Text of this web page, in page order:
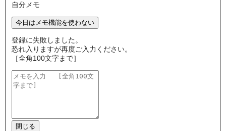
自分メモ
今日はメモ機能を使わない
登録に失敗しました。
恐れ入りますが再度ご入力ください。
［全角100文字まで］
閉じる